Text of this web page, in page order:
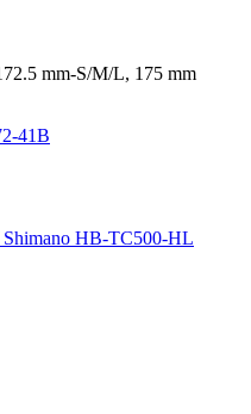
mm-S/M/L, 175 mm
41B
HB-TC500-HL